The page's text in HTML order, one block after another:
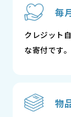
毎
クレジット
な寄付です。
物